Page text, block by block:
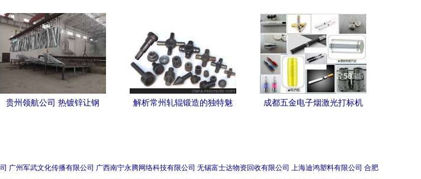
贵州领航公司 热镀锌让钢
解析常州轧辊锻造的独特魅
成都五金电子烟激光打标机
广州军武文化传播有限公司 广西南宁永腾网络科技有限公司 无锡富士达物资回收有限公司 上海迪鸿塑料有限公司 合肥